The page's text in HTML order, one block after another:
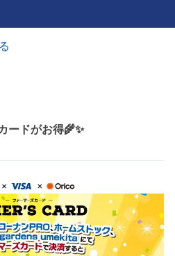
ードがお得🌾✨